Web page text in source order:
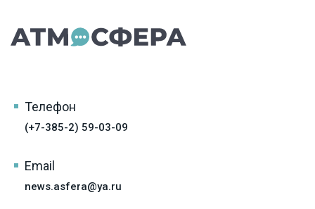
Телефон
(+7-385-2) 59-03-09
Email
news.asfera@ya.ru